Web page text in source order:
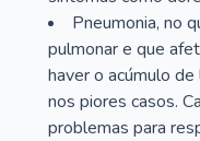
Pneumonia, no
pulmonar e que
haver o acúmulo
nos piores casos.
problemas para